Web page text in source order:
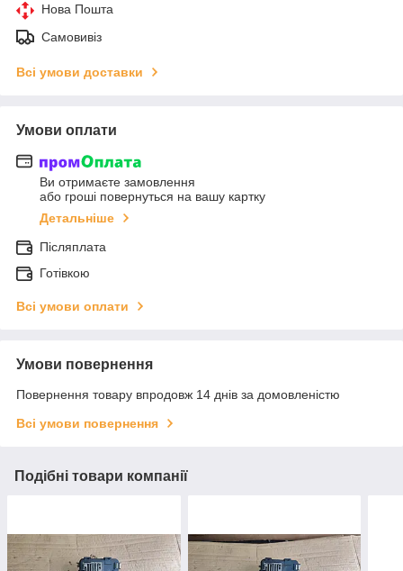
Нова Пошта
Самовивіз
Всі умови доставки
Умови оплати
Ви отримаєте замовлення
або гроші повернуться на вашу картку
Детальніше
Післяплата
Готівкою
Всі умови оплати
Умови повернення
Повернення товару впродовж 14 днів за домовленістю
Всі умови повернення
Подібні товари компанії